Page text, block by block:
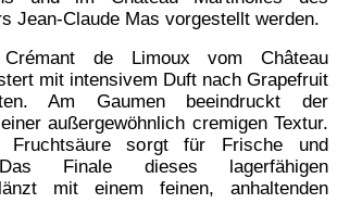
Jean-Claude Mas vorgestellt werden.
de Limoux vom Château
mit intensivem Duft nach Grapefruit
Am Gaumen beeindruckt der
außergewöhnlich cremigen Textur.
Fruchtsäure sorgt für Frische und
Das Finale dieses lagerfähigen
mit einem feinen, anhaltenden